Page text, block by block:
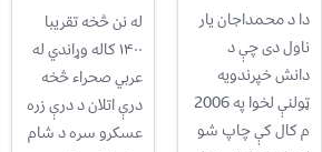
دا د محمداجان یار
ناول دی چې د
دانش خپرندویه
ټولنې لخوا په 2006
م کال کې چاپ شو
له نن څخه تقریبا
۱۴۰۰ کاله وړاندي له
عربي صحراء څخه
درې اتلان د درې زره
عسکرو سره د شام